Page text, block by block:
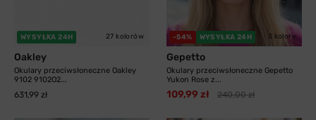
WYSYŁKA 24H 27 kolorów
Oakley
Okulary przeciwsłoneczne Oakley
9102 9102O2...
631,99 zł
-54% WYSYŁKA 24H 3 kolory
Gepetto
Okulary przeciwsłoneczne Gepetto
Yukon Rose z...
109,99 zł 240,00 zł